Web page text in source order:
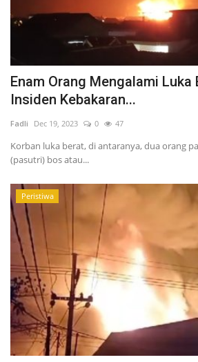
Enam Orang Mengalami Luka
Insiden Kebakaran...
Fadli Dec 19, 2023 0 47
Korban luka berat, di antaranya, dua orang
(pasutri) bos atau...
Peristiwa